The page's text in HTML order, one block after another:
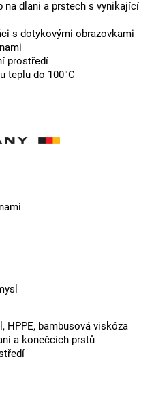
na dlani a prstech s vynikající
s dotykovými obrazovkami
prostředí
teplu do 100°C
HPPE, bambusová viskóza
a konečcích prstů